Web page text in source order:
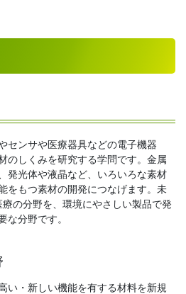
センサや医療器具などの電子機器
のしくみを研究する学問です。金属
発光体や液晶など、いろいろな素材
をもつ素材の開発につなげます。未
の分野を、環境にやさしい製品で発
な分野です。
い・新しい機能を有する材料を新規